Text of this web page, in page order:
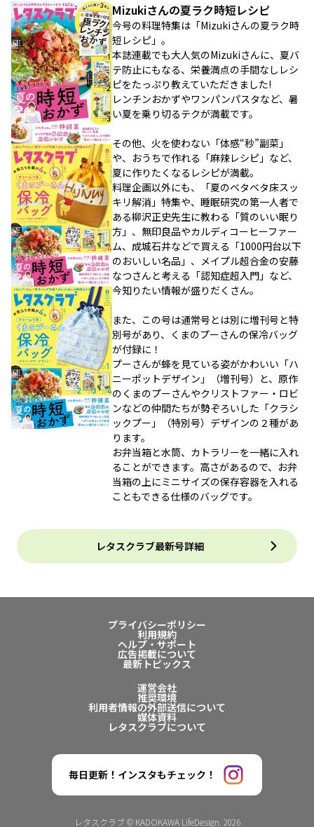
Mizukiさんの夏ラク時短レシピ
今号の料理特集は「Mizukiさんの夏ラク時
短レシピ」。
本誌連載でも大人気のMizukiさんに、夏バ
テ防止にもなる、栄養満点の手間なしレシ
ピをたっぷり教えていただきました!
レンチンおかずやワンパンパスタなど、暑
い夏を乗り切るテクが満載です。
その他、火を使わない「体感“秒”副菜」
や、おうちで作れる「麻辣レシピ」など、
夏に作りたくなるレシピが満載。
料理企画以外にも、「夏のベタベタ床スッ
キリ解消」特集や、睡眠研究の第一人者で
ある柳沢正史先生に教わる「質のいい眠り
方」、無印良品やカルディコーヒーファー
ム、成城石井などで買える「1000円台以下
のおいしい名品」、メイプル超合金の安藤
なつさんと考える「認知症超入門」など、
今知りたい情報が盛りだくさん。
また、この号は通常号とは別に増刊号と特
別号があり、くまのプーさんの保冷バッグ
が付録に！
プーさんが蜂を見ている姿がかわいい「ハ
ニーポットデザイン」（増刊号）と、原作
のくまのプーさんやクリストファー・ロビ
ンなどの仲間たちが勢ぞろいした「クラシ
ックプー」（特別号）デザインの２種があ
ります。
お弁当箱と水筒、カトラリーを一緒に入れ
ることができます。高さがあるので、お弁
当箱の上にミニサイズの保存容器を入れる
こともできる仕様のバッグです。
レタスクラブ最新号詳細
プライバシーポリシー
利用規約
ヘルプ・サポート
広告掲載について
最新トピックス
運営会社
推奨環境
利用者情報の外部送信について
媒体資料
レタスクラブについて
毎日更新！インスタもチェック！
レタスクラブ © KADOKAWA LifeDesign. 2026